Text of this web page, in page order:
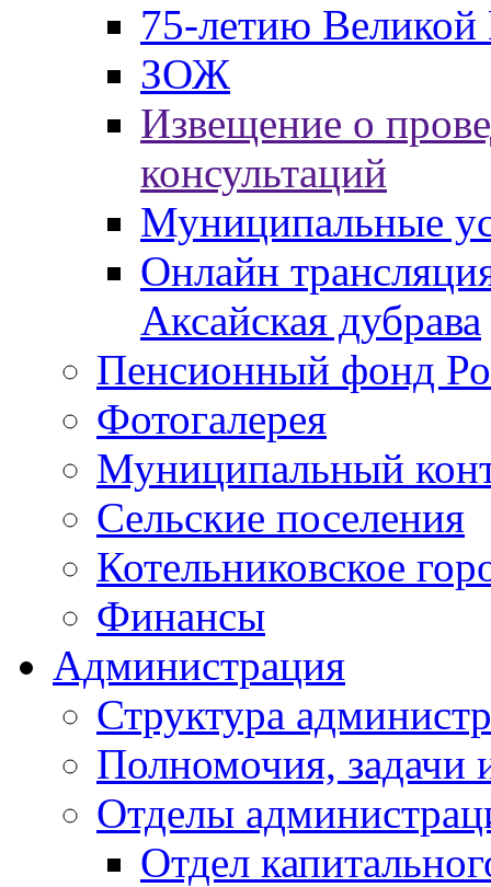
75-летию
ЗОЖ
Извещение о
консультаций
Муниципальные
Онлайн
Аксайская дубрава
Пенсионный фонд
Фотогалерея
Муниципальный
Сельские поселения
Котельниковское
Финансы
Администрация
Структура
Полномочия, задачи
Отделы
Отдел